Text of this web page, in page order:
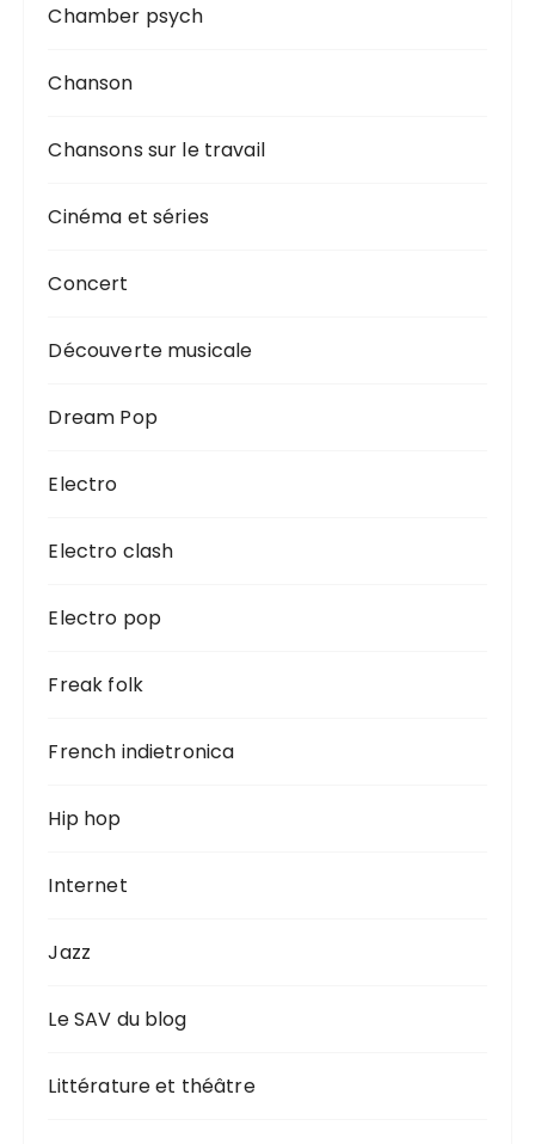
Chamber psych
Chanson
Chansons sur le travail
Cinéma et séries
Concert
Découverte musicale
Dream Pop
Electro
Electro clash
Electro pop
Freak folk
French indietronica
Hip hop
Internet
Jazz
Le SAV du blog
Littérature et théâtre